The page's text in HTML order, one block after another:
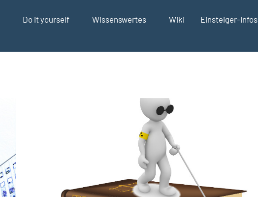
Do it yourself Wissenswertes Wiki Einsteiger-Infos